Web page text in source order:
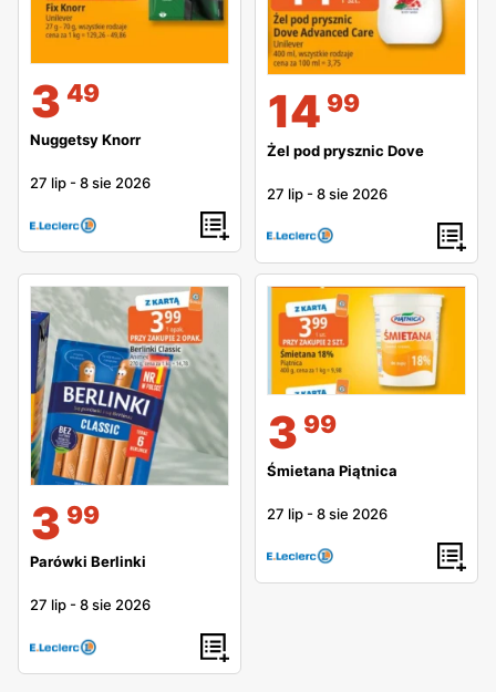
3 49
Nuggetsy Knorr
27 lip -8 sie 2026
14 99
Żel pod prysznic Dove
27 lip -8 sie 2026
3 99
Parówki Berlinki
27 lip -8 sie 2026
3 99
Śmietana Piątnica
27 lip -8 sie 2026